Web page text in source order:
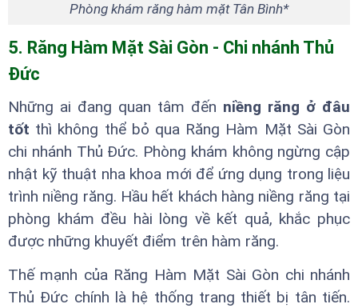
Phòng khám răng hàm mặt Tân Bình*
5. Răng Hàm Mặt Sài Gòn - Chi nhánh Thủ
Đức
Những ai đang quan tâm đến niềng răng ở đâu
tốt thì không thể bỏ qua Răng Hàm Mặt Sài Gòn
chi nhánh Thủ Đức. Phòng khám không ngừng cập
nhật kỹ thuật nha khoa mới để ứng dụng trong liệu
trình niềng răng. Hầu hết khách hàng niềng răng tại
phòng khám đều hài lòng về kết quả, khắc phục
được những khuyết điểm trên hàm răng.
Thế mạnh của Răng Hàm Mặt Sài Gòn chi nhánh
Thủ Đức chính là hệ thống trang thiết bị tân tiến.